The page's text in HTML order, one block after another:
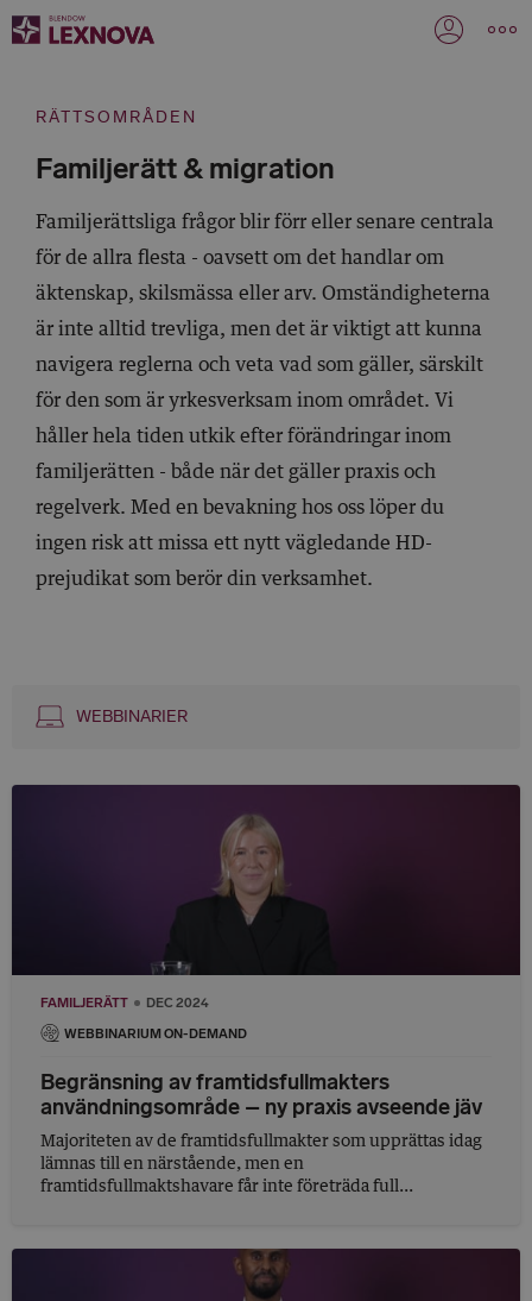
RÄTTSOMRÅDEN
Familjerätt & migration
Familjerättsliga frågor blir förr eller senare centrala
för de allra flesta - oavsett om det handlar om
äktenskap, skilsmässa eller arv. Omständigheterna
är inte alltid trevliga, men det är viktigt att kunna
navigera reglerna och veta vad som gäller, särskilt
för den som är yrkesverksam inom området. Vi
håller hela tiden utkik efter förändringar inom
familjerätten - både när det gäller praxis och
regelverk. Med en bevakning hos oss löper du
ingen risk att missa ett nytt vägledande HD-
prejudikat som berör din verksamhet.
WEBBINARIER
FAMILJERÄTT DEC 2024
WEBBINARIUM ON-DEMAND
Begränsning av framtidsfullmakters
användningsområde – ny praxis avseende jäv
Majoriteten av de framtidsfullmakter som upprättas idag
lämnas till en närstående, men en
framtidsfullmaktshavare får inte företräda full...